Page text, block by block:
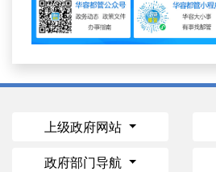
上级政府网站
政府部门导航